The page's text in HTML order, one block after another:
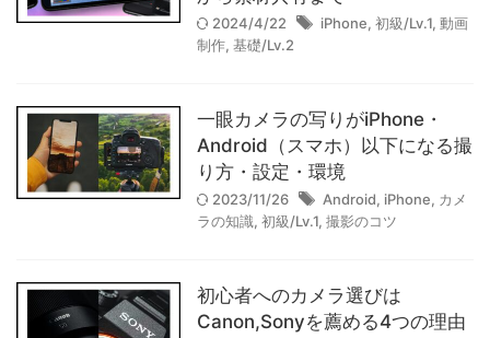
ProGrade SanDisk
voigtlander(フォクトレンダー) YouTube
オールドレンズ
フルサイズ
プロ志望/Lv.4 マイクロフォーサーズ
マーケティング ミラーレス一眼カメラ レコーダー
2024/4/22 iPhone, 初級/Lv.1, 動画
制作, 基礎/Lv.2
一眼カメラの写りがiPhone・
Android（スマホ）以下になる撮
り方・設定・環境
2023/11/26 Android, iPhone, カメ
ラの知識, 初級/Lv.1, 撮影のコツ
初心者へのカメラ選びは
Canon,Sonyを薦める4つの理由